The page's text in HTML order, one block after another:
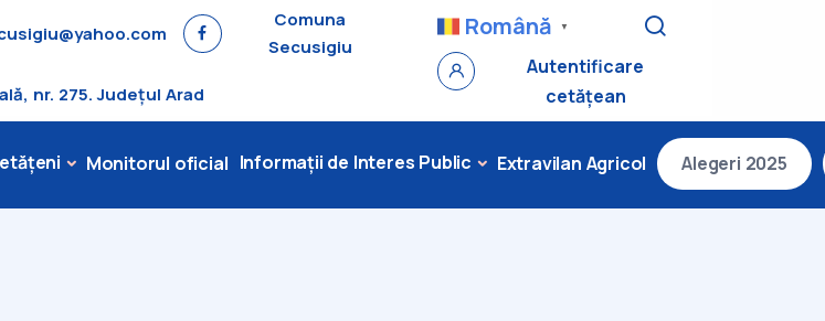
Comuna
Secusigiu
nr. 275. Județul Arad
Română ▼
Autentificare
cetățean
Monitorul oficial Informații de Interes Public Extravilan Agricol Alegeri 2025